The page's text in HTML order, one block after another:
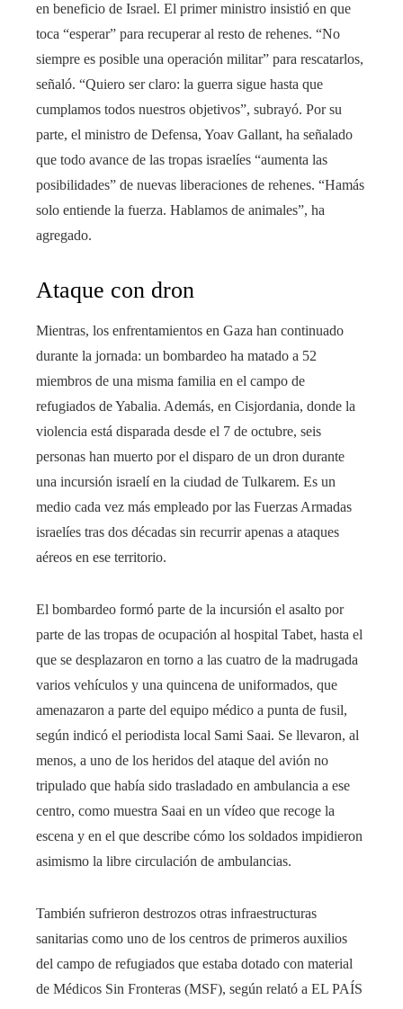
en beneficio de Israel. El primer ministro insistió en que
toca “esperar” para recuperar al resto de rehenes. “No
siempre es posible una operación militar” para rescatarlos,
señaló. “Quiero ser claro: la guerra sigue hasta que
cumplamos todos nuestros objetivos”, subrayó. Por su
parte, el ministro de Defensa, Yoav Gallant, ha señalado
que todo avance de las tropas israelíes “aumenta las
posibilidades” de nuevas liberaciones de rehenes. “Hamás
solo entiende la fuerza. Hablamos de animales”, ha
agregado.
Ataque con dron
Mientras, los enfrentamientos en Gaza han continuado
durante la jornada: un bombardeo ha matado a 52
miembros de una misma familia en el campo de
refugiados de Yabalia. Además, en Cisjordania, donde la
violencia está disparada desde el 7 de octubre, seis
personas han muerto por el disparo de un dron durante
una incursión israelí en la ciudad de Tulkarem. Es un
medio cada vez más empleado por las Fuerzas Armadas
israelíes tras dos décadas sin recurrir apenas a ataques
aéreos en ese territorio.
El bombardeo formó parte de la incursión el asalto por
parte de las tropas de ocupación al hospital Tabet, hasta el
que se desplazaron en torno a las cuatro de la madrugada
varios vehículos y una quincena de uniformados, que
amenazaron a parte del equipo médico a punta de fusil,
según indicó el periodista local Sami Saai. Se llevaron, al
menos, a uno de los heridos del ataque del avión no
tripulado que había sido trasladado en ambulancia a ese
centro, como muestra Saai en un vídeo que recoge la
escena y en el que describe cómo los soldados impidieron
asimismo la libre circulación de ambulancias.
También sufrieron destrozos otras infraestructuras
sanitarias como uno de los centros de primeros auxilios
del campo de refugiados que estaba dotado con material
de Médicos Sin Fronteras (MSF), según relató a EL PAÍS